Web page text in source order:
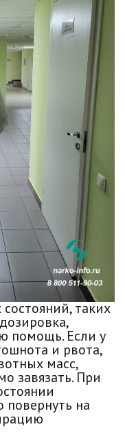
таких
помощь. Если у
и рвота,
масс,
завязать. При
на